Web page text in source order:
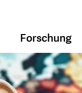
Forschung